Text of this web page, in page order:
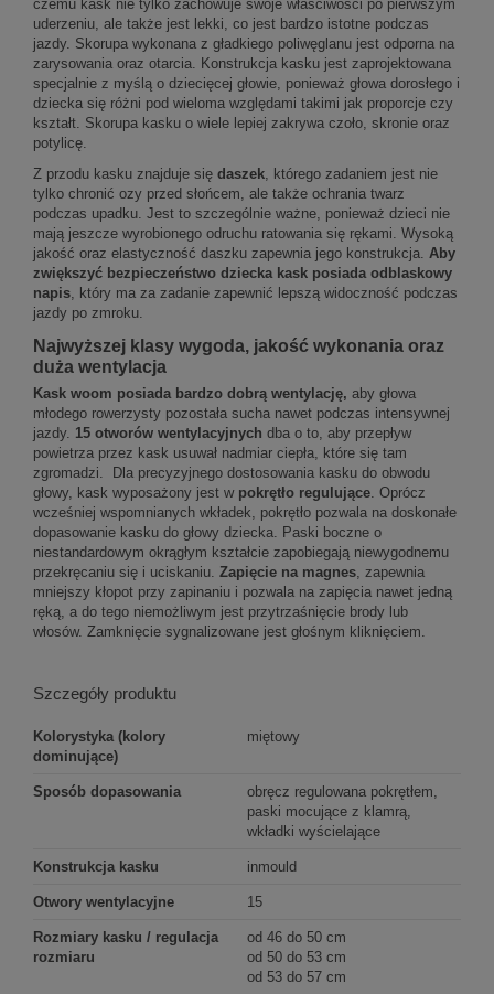
czemu kask nie tylko zachowuje swoje właściwości po pierwszym
uderzeniu, ale także jest lekki, co jest bardzo istotne podczas
jazdy. Skorupa wykonana z gładkiego poliwęglanu jest odporna na
zarysowania oraz otarcia. Konstrukcja kasku jest zaprojektowana
specjalnie z myślą o dziecięcej głowie, ponieważ głowa dorosłego i
dziecka się różni pod wieloma względami takimi jak proporcje czy
kształt. Skorupa kasku o wiele lepiej zakrywa czoło, skronie oraz
potylicę.
Z przodu kasku znajduje się daszek, którego zadaniem jest nie
tylko chronić ozy przed słońcem, ale także ochrania twarz
podczas upadku. Jest to szczególnie ważne, ponieważ dzieci nie
mają jeszcze wyrobionego odruchu ratowania się rękami. Wysoką
jakość oraz elastyczność daszku zapewnia jego konstrukcja. Aby
zwiększyć bezpieczeństwo dziecka kask posiada odblaskowy
napis, który ma za zadanie zapewnić lepszą widoczność podczas
jazdy po zmroku.
Najwyższej klasy wygoda, jakość wykonania oraz
duża wentylacja
Kask woom posiada bardzo dobrą wentylację, aby głowa
młodego rowerzysty pozostała sucha nawet podczas intensywnej
jazdy. 15 otworów wentylacyjnych dba o to, aby przepływ
powietrza przez kask usuwał nadmiar ciepła, które się tam
zgromadzi. Dla precyzyjnego dostosowania kasku do obwodu
głowy, kask wyposażony jest w pokrętło regulujące. Oprócz
wcześniej wspomnianych wkładek, pokrętło pozwala na doskonałe
dopasowanie kasku do głowy dziecka. Paski boczne o
niestandardowym okrągłym kształcie zapobiegają niewygodnemu
przekręcaniu się i uciskaniu. Zapięcie na magnes, zapewnia
mniejszy kłopot przy zapinaniu i pozwala na zapięcia nawet jedną
ręką, a do tego niemożliwym jest przytrzaśnięcie brody lub
włosów. Zamknięcie sygnalizowane jest głośnym kliknięciem.
Szczegóły produktu
Kolorystyka (kolory
dominujące)
miętowy
Sposób dopasowania
obręcz regulowana pokrętłem,
paski mocujące z klamrą,
wkładki wyścielające
Konstrukcja kasku inmould
Otwory wentylacyjne 15
Rozmiary kasku / regulacja
rozmiaru
od 46 do 50 cm
od 50 do 53 cm
od 53 do 57 cm